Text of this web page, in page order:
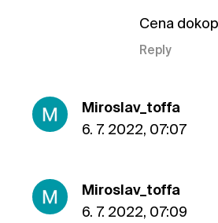
Cena
Reply
Miroslav_toffa
6. 7. 2022, 07:07
Miroslav_toffa
6. 7. 2022, 07:09